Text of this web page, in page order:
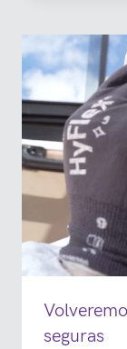
seguras